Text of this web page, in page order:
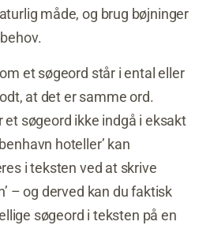
måde, og brug bøjninger
et søgeord står i ental eller
at det er samme ord.
søgeord ikke indgå i eksakt
hoteller’ kan
i teksten ved at skrive
– og derved kan du faktisk
søgeord i teksten på en